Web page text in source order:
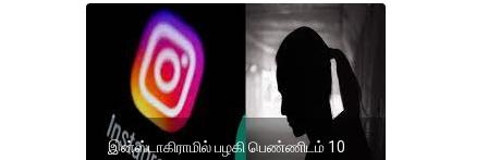
இன்ஸ்டாகிராமில் பழகி பெண்ணிடம் 10